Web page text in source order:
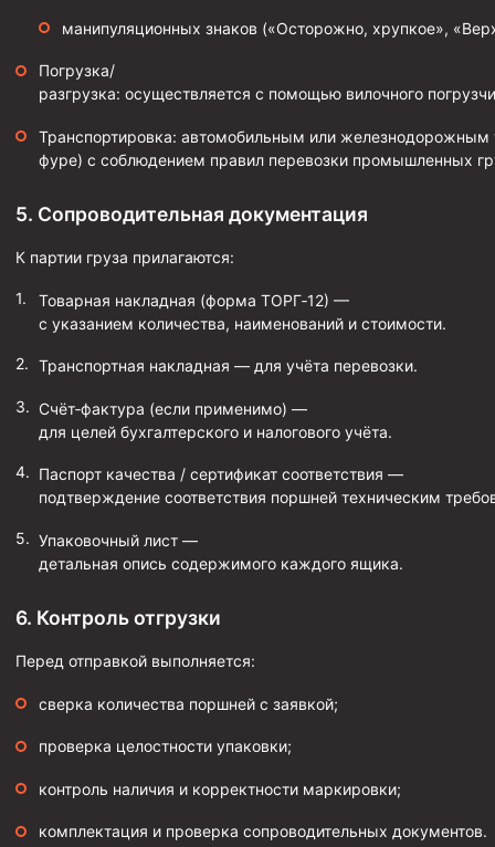
Муфта БТС 168
Муфта ОТТМ 127
Муфта ОТТМ 245
Муфта ОТТМ 178
Муфта ОТТМ 168
Муфта ОТТМ 114
Муфта ОТТГ 168
Муфта ОТТГ 146
Муфта ОТТГ 127
Муфта ОТТГ 114
Буровое оборудование
Фонтанная и запорная арматура
Оборудование для трубопроводов и манифольдов
Задвижки буровые
Системы верхнего привода (СВП)
Элеваторы трубные
Буровые установки
Циркуляционные системы и оборудование для
манипуляционных знаков («Осторожно, хрупкое»,
Погрузка/
разгрузка: осуществляется с помощью вилочного
Транспортировка: автомобильным или железнодорожным
фуре) с соблюдением правил перевозки промышленных
5. Сопроводительная документация
К партии груза прилагаются:
Товарная накладная (форма ТОРГ‑12) —
с указанием количества, наименований и стоимости.
Транспортная накладная — для учёта перевозки.
Счёт‑фактура (если применимо) —
для целей бухгалтерского и налогового учёта.
Паспорт качества / сертификат соответствия —
подтверждение соответствия поршней техническим
Упаковочный лист —
детальная опись содержимого каждого ящика.
6. Контроль отгрузки
Перед отправкой выполняется:
сверка количества поршней с заявкой;
проверка целостности упаковки;
контроль наличия и корректности маркировки;
комплектация и проверка сопроводительных документов.